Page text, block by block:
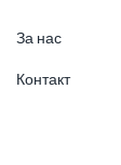
За нас
Контакт